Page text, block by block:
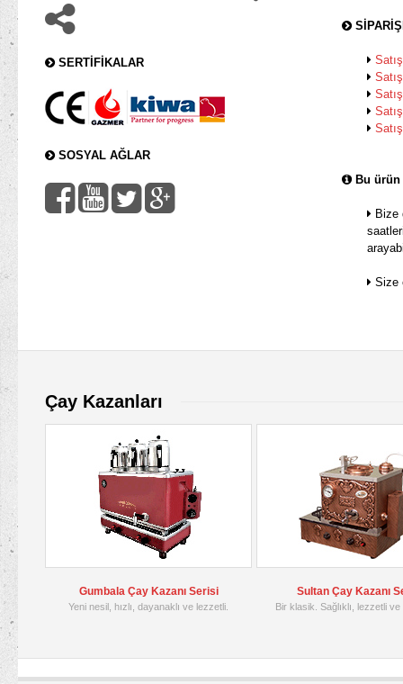
SERTİFİKALAR
SOSYAL AĞLAR
Bu
Bize
Size
Çay Kazanları
Gumbala Çay Kazanı Serisi
Yeni nesil, hızlı, dayanaklı ve lezzetli.
Sultan Çay Kazanı
Bir klasik. Sağlıklı, lezzetli ve